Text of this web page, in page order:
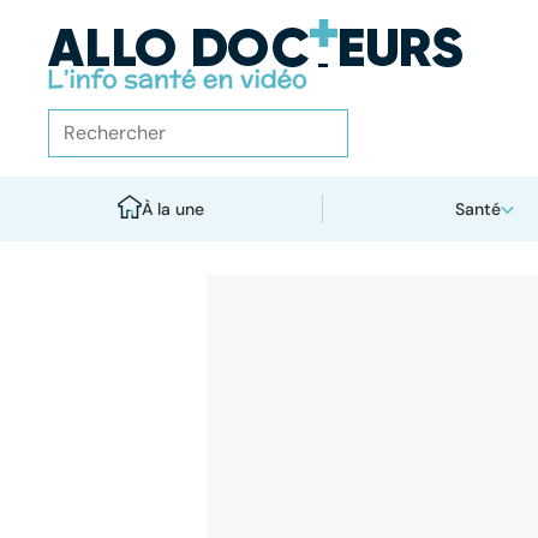
À la une Santé